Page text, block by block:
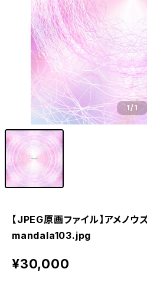
1/1
【JPEG原画ファイル】アメノウ
mandala103.jpg
¥30,000